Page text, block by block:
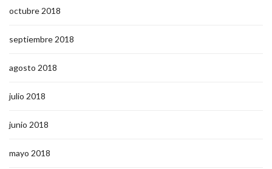
octubre 2018
septiembre 2018
agosto 2018
julio 2018
junio 2018
mayo 2018